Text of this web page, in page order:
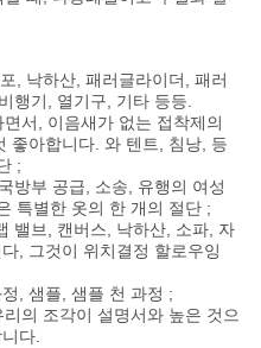
, 낙하산, 패러글라이더, 패러
행기, 열기구, 기타 등등.
서, 이음새가 없는 접착제의
좋아합니다. 와 텐트, 침낭, 등
;
방부 공급, 소송, 유행의 여성
특별한 옷의 한 개의 절단 ;
밸브, 캔버스, 낙하산, 소파, 자
, 그것이 위치결정 할로우잉
, 샘플, 샘플 천 과정 ;
의 조각이 설명서와 높은 것으
다.